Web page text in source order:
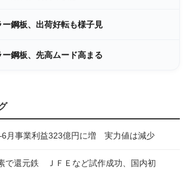
鋼板、出荷好転も様子見
鋼板、先高ムード高まる
事業利益323億円に増 実力値は減少
で還元鉄 ＪＦＥなど試作成功、国内初